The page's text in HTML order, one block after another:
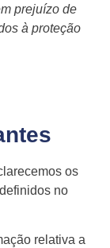
prejuízo de
à proteção
os
no
relativa a